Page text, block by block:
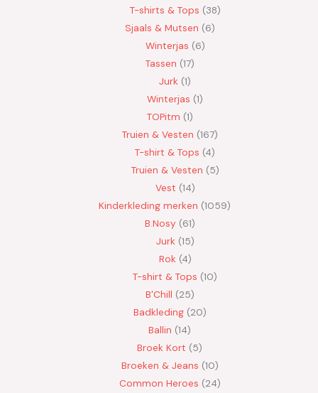
T-shirts & Tops 38
Sjaals & Mutsen 6
Winterjas 6
Tassen 17
Jurk 1
Winterjas 1
TOPitm 1
Truien & Vesten 167
T-shirt & Tops 4
Truien & Vesten 5
Vest 14
Kinderkleding merken 1059
B.Nosy 61
Jurk 15
Rok 4
T-shirt & Tops 10
B'Chill 25
Badkleding 20
Ballin 14
Broek Kort 5
Broeken & Jeans 10
Common Heroes 24